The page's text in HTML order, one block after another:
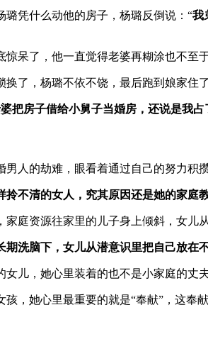
璐凭什么动他的房子，杨璐反倒说：“我
惊呆了，他一直觉得老婆再糊涂也不至
换了，杨璐不依不饶，最后跑到娘家住
把房子借给小舅子当婚房，还说是我
男人的劫难，眼看着通过自己的努力积
不清的女人，究其原因还是她的家庭
庭资源往家里的儿子身上倾斜，女儿
期洗脑下，女儿从潜意识里把自己放在
女儿，她心里装着的也不是小家庭的丈
，她心里最重要的就是“奉献”，这奉